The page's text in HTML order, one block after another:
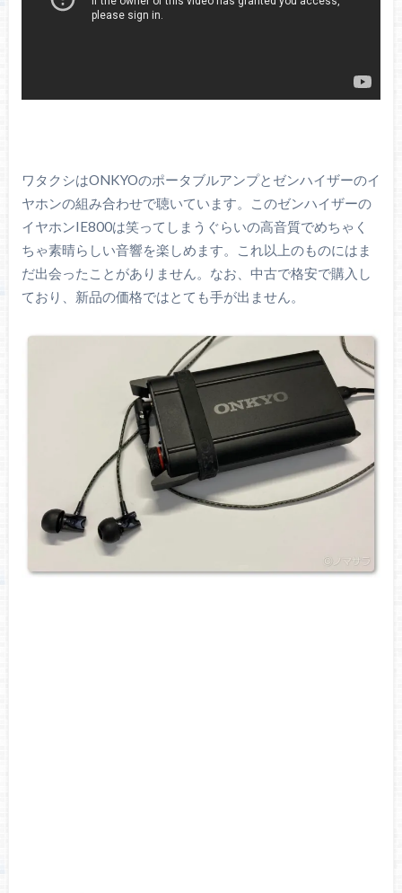
ワタクシはONKYOのポータブルアンプとゼンハイザーのイ
ヤホンの組み合わせで聴いています。このゼンハイザーの
イヤホンIE800は笑ってしまうぐらいの高音質でめちゃく
ちゃ素晴らしい音響を楽しめます。これ以上のものにはま
だ出会ったことがありません。なお、中古で格安で購入し
ており、新品の価格ではとても手が出ません。